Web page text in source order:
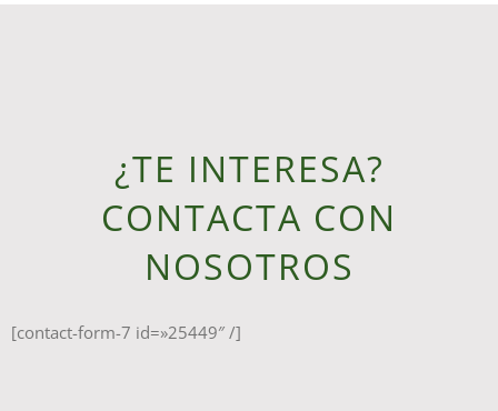
¿TE INTERESA?
CONTACTA CON
NOSOTROS
[contact-form-7 id=»25449″ /]